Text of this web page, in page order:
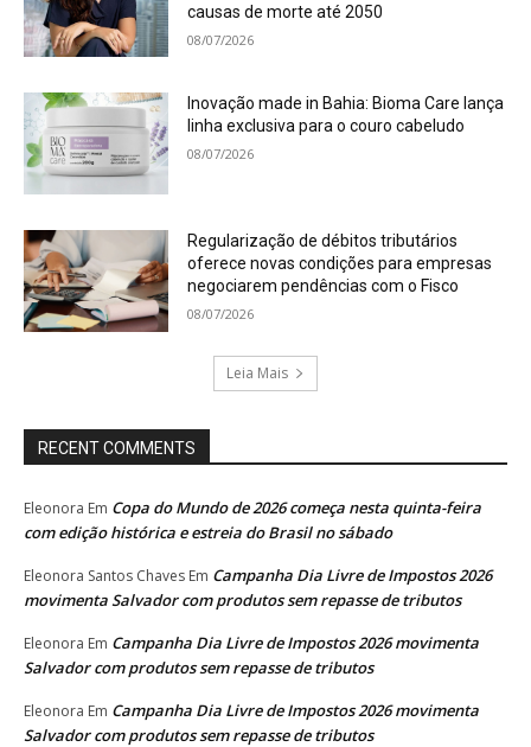
causas de morte até 2050
08/07/2026
Inovação made in Bahia: Bioma Care lança
linha exclusiva para o couro cabeludo
08/07/2026
Regularização de débitos tributários
oferece novas condições para empresas
negociarem pendências com o Fisco
08/07/2026
Leia Mais
RECENT COMMENTS
Eleonora Em Copa do Mundo de 2026 começa nesta quinta-feira
com edição histórica e estreia do Brasil no sábado
Eleonora Santos Chaves Em Campanha Dia Livre de Impostos 2026
movimenta Salvador com produtos sem repasse de tributos
Eleonora Em Campanha Dia Livre de Impostos 2026 movimenta
Salvador com produtos sem repasse de tributos
Eleonora Em Campanha Dia Livre de Impostos 2026 movimenta
Salvador com produtos sem repasse de tributos